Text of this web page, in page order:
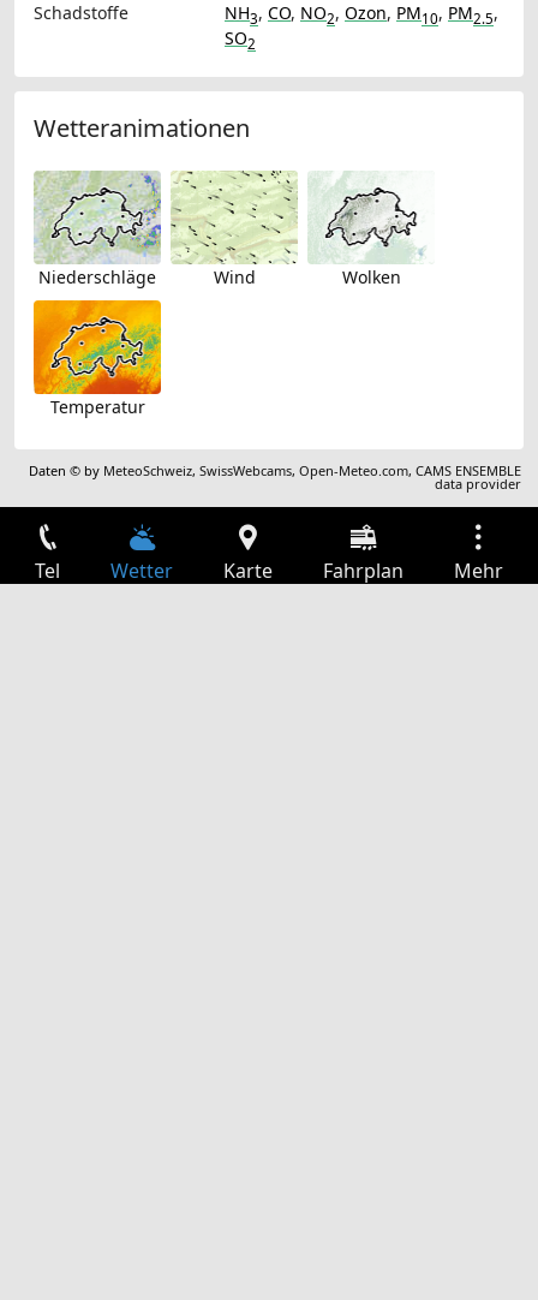
Schadstoffe
NH3, CO, NO2, Ozon, PM10, PM2.5,
SO2
Wetteranimationen
Niederschläge Wind Wolken
Temperatur
Daten © by MeteoSchweiz,SwissWebcams,Open-Meteo.com,CAMS ENSEMBLE
data provider
Tel Wetter Karte Fahrplan Mehr